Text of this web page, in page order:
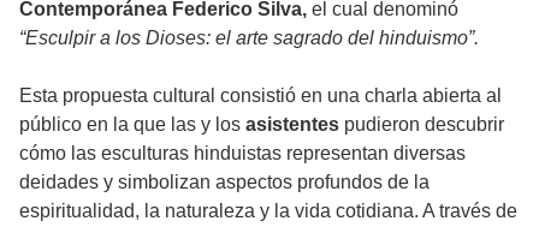
Contemporánea Federico Silva, el cual denominó
“Esculpir a los Dioses: el arte sagrado del hinduismo”.
Esta propuesta cultural consistió en una charla abierta al
público en la que las y los asistentes pudieron descubrir
cómo las esculturas hinduistas representan diversas
deidades y simbolizan aspectos profundos de la
espiritualidad, la naturaleza y la vida cotidiana. A través de